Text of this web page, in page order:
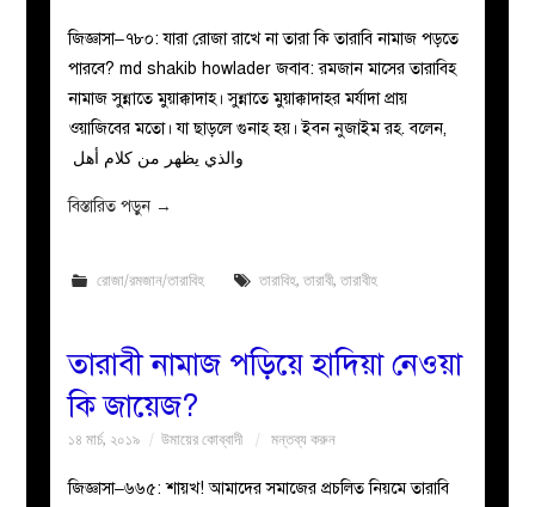
জিজ্ঞাসা–৭৮০: যারা রোজা রাখে না তারা কি তারাবি নামাজ পড়তে
পারবে? md shakib howlader জবাব: রমজান মাসের তারাবিহ
নামাজ সুন্নাতে মুয়াক্কাদাহ। সুন্নাতে মুয়াক্কাদাহর মর্যাদা প্রায়
ওয়াজিবের মতো। যা ছাড়লে গুনাহ হয়। ইবন নুজাইম রহ. বলেন,
والذي يظهر من كلام أهل
বিস্তারিত পড়ুন →
রোজা/রমজান/তারাবিহ তারাবিহ, তারাবী, তারাবীহ
তারাবী নামাজ পড়িয়ে হাদিয়া নেওয়া
কি জায়েজ?
১৪ মার্চ, ২০১৯ উমায়ের কোব্বাদী মন্তব্য করুন
জিজ্ঞাসা–৬৬৫: শায়খ! আমাদের সমাজের প্রচলিত নিয়মে তারাবি